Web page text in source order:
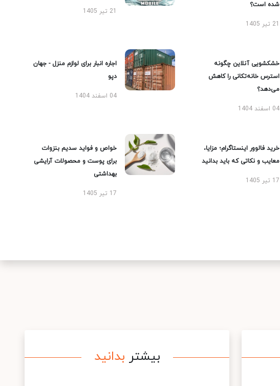
شده است؟
21 تیر 1405
21 تیر 1405
خشکشویی آنلاین چگونه
استرس خانه‌تکانی را کاهش
می‌دهد؟
04 اسفند 1404
اجاره انبار برای لوازم منزل - جهان
دپو
04 اسفند 1404
خرید فالوور اینستاگرام؛ مزایا،
معایب و نکاتی که باید بدانید
17 تیر 1405
خواص و فواید سدیم بنزوات
برای پوست و محصولات آرایشی
بهداشتی
17 تیر 1405
بیشتر بدانید